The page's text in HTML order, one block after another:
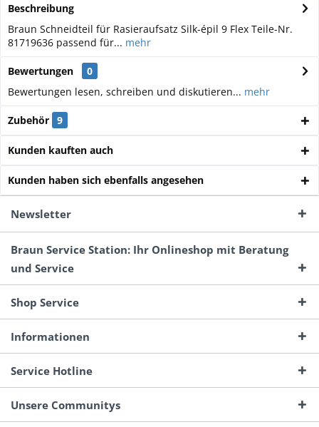
Beschreibung
Braun Schneidteil für Rasieraufsatz Silk-épil 9 Flex Teile-Nr.
81719636 passend für... mehr
Bewertungen
0
Bewertungen lesen, schreiben und diskutieren... mehr
Zubehör 9
Kunden kauften auch
Kunden haben sich ebenfalls angesehen
Newsletter
Braun Service Station: Ihr Onlineshop mit Beratung
und Service
Shop Service
Informationen
Service Hotline
Unsere Communitys